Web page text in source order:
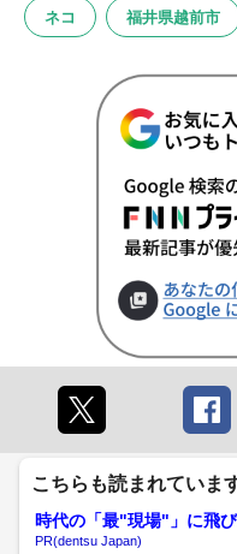
ネコ 福井県越前市
こちらも読まれていま
時代の「最"現場"」に飛
PR(dentsu Japan)